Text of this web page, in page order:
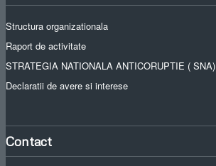
Structura organizationala
Raport de activitate
STRATEGIA NATIONALA ANTICORUPTIE ( SNA)
Declaratii de avere si interese
Contact